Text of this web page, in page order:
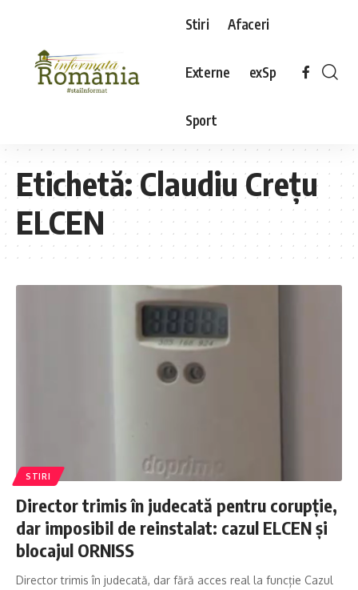
Stiri Afaceri
Externe exSp
Sport
Etichetă:Claudiu Crețu
ELCEN
STIRI
Director trimis în judecată pentru corupție,
dar imposibil de reinstalat: cazul ELCEN și
blocajul ORNISS
Director trimis în judecată, dar fără acces real la funcție Cazul